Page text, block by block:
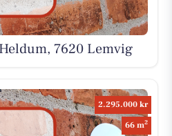
7620 Lemvig
2.295.000 kr
66 m2